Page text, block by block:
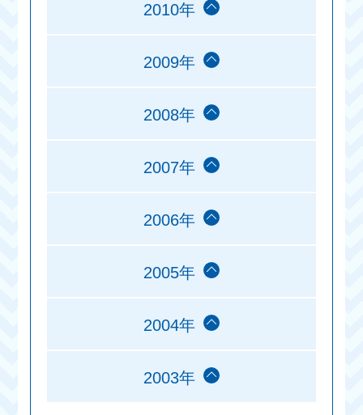
2010年
2009年
2008年
2007年
2006年
2005年
2004年
2003年